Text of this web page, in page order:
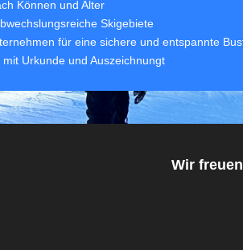
Können und Alter
Skigebiete
für eine sichere und entspannte
Urkunde und Auszeichnungt
uns auf